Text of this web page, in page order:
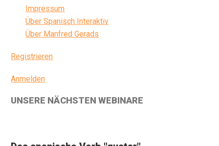
Impressum
Über Spanisch Interaktiv
Über Manfred Gerads
Registrieren
Anmelden
UNSERE NÄCHSTEN WEBINARE